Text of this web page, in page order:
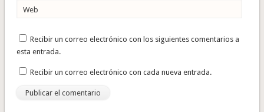
Web
Recibir un correo electrónico con los siguientes comentarios a
esta entrada.
Recibir un correo electrónico con cada nueva entrada.